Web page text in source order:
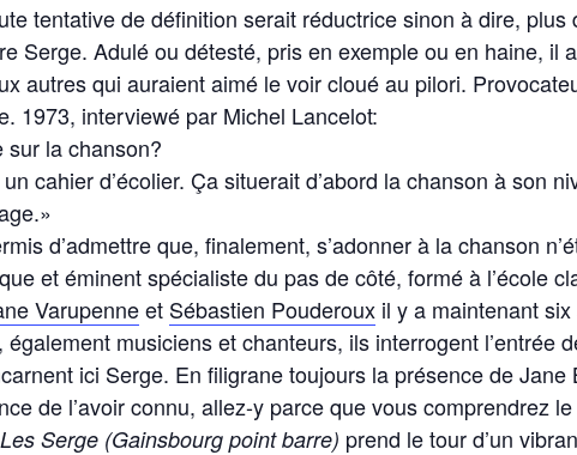
tentative de définition serait réductrice sinon à dire,
Serge. Adulé ou détesté, pris en exemple ou en haine, il
autres qui auraient aimé le voir cloué au pilori.
1973, interviewé par Michel Lancelot:
la chanson?
cahier d’écolier. Ça situerait d’abord la chanson à son
d’admettre que, finalement, s’adonner à la chanson
et éminent spécialiste du pas de côté, formé à l’école
Varupenneet Sébastien Pouderoux il y a maintenant
musiciens et chanteurs, ils interrogent l’entrée
ici Serge. En filigrane toujours la présence de
de l’avoir connu, allez-y parce que vous comprendrez
Les Serge (Gainsbourg point barre) prend le tour d’un